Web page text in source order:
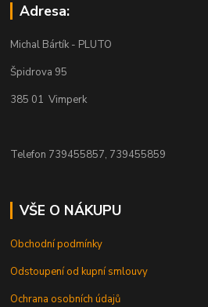
Adresa:
Michal Bártík - PLUTO
Špidrova 95
385 01 Vimperk
Telefon 739455857, 739455859
VŠE O NÁKUPU
Obchodní podmínky
Odstoupení od kupní smlouvy
Ochrana osobních údajů